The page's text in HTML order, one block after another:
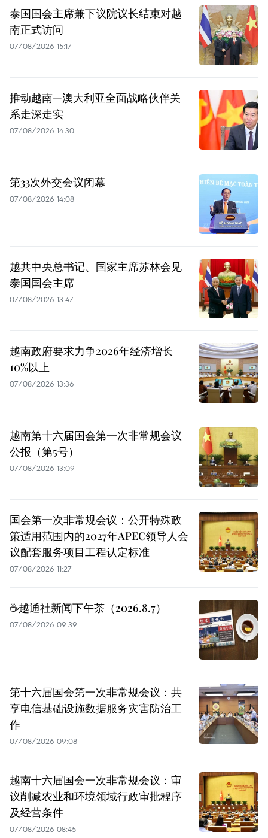
泰国国会主席兼下议院议长结束对越
南正式访问
07/08/2026 15:17
推动越南—澳大利亚全面战略伙伴关
系走深走实
07/08/2026 14:30
第33次外交会议闭幕
07/08/2026 14:08
越共中央总书记、国家主席苏林会见
泰国国会主席
07/08/2026 13:47
越南政府要求力争2026年经济增长
10%以上
07/08/2026 13:36
越南第十六届国会第一次非常规会议
公报（第5号）
07/08/2026 13:09
国会第一次非常规会议：公开特殊政
策适用范围内的2027年APEC领导人会
议配套服务项目工程认定标准
07/08/2026 11:27
☕️越通社新闻下午茶（2026.8.7）
07/08/2026 09:39
第十六届国会第一次非常规会议：共
享电信基础设施数据服务灾害防治工
作
07/08/2026 09:08
越南十六届国会一次非常规会议：审
议削减农业和环境领域行政审批程序
及经营条件
07/08/2026 08:45